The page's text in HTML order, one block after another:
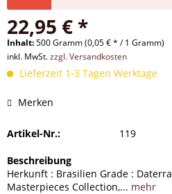
22,95 € *
Inhalt:500 Gramm (0,05 € * / 1 Gramm)
inkl. MwSt.zzgl. Versandkosten
Lieferzeit 1-3 Tagen Werktage
Merken
Artikel-Nr.: 119
Beschreibung
Herkunft : Brasilien Grade :
Masterpieces Collection,... mehr